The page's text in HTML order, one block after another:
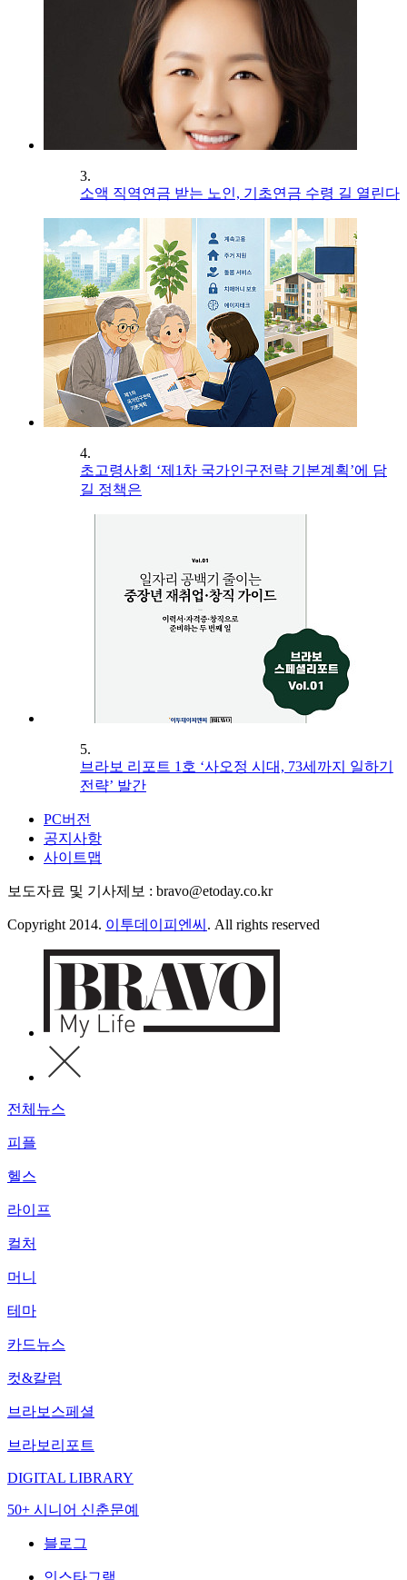
3.
소액 직역연금 받는 노인, 기초연금 수령 길 열린다
4.
초고령사회 ‘제1차 국가인구전략 기본계획’에 담
길 정책은
5.
브라보 리포트 1호 ‘사오정 시대, 73세까지 일하기
전략’ 발간
PC버전
공지사항
사이트맵
보도자료 및 기사제보 : bravo@etoday.co.kr
Copyright 2014. 이투데이피엔씨 . All rights reserved
전체뉴스
피플
헬스
라이프
컬처
머니
테마
카드뉴스
컷&칼럼
브라보스페셜
브라보리포트
DIGITAL LIBRARY
50+ 시니어 신춘문예
블로그